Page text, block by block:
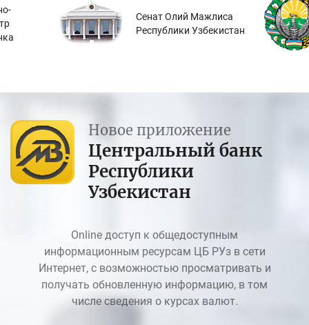
Сенат Олий Мажлиса
Республики Узбекистан
Новое приложение
Центральный банк
Республики
Узбекистан
Online доступ к общедоступным
информационным ресурсам ЦБ РУз в сети
Интернет, с возможностью просматривать и
получать обновленную информацию, в том
числе сведения о курсах валют.